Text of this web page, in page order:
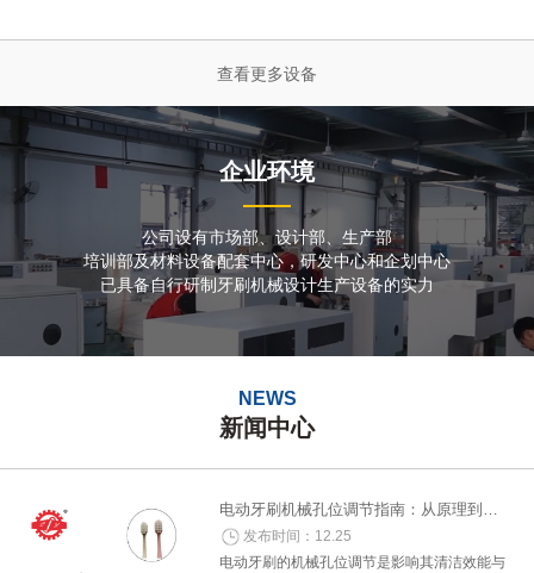
查看更多设备
企业环境
公司设有市场部、设计部、生产部
培训部及材料设备配套中心，研发中心和企划中心
已具备自行研制牙刷机械设计生产设备的实力
NEWS
新闻中心
电动牙刷机械孔位调节指南：从原理到实操的深度解析
发布时间：12.25
电动牙刷的机械孔位调节是影响其清洁效能与